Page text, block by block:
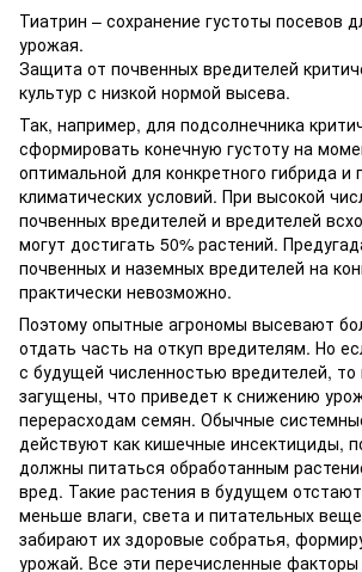
Тиатрин – сохранение густоты посевов
урожая.
Защита от почвенных вредителей
культур с низкой нормой высева.
Так, например, для подсолнечника
сформировать конечную густоту на
оптимальной для конкретного гибрида и
климатических условий. При высокой
почвенных вредителей и вредителей
могут достигать 50% растений.
почвенных и наземных вредителей на
практически невозможно.
Поэтому опытные агрономы высевают
отдать часть на откуп вредителям. Но
с будущей численностью вредителей, то
загущены, что приведет к снижению
перерасходам семян. Обычные
действуют как кишечные инсектициды,
должны питаться обработанным
вред. Такие растения в будущем
меньше влаги, света и питательных
забирают их здоровые собратья,
урожай. Все эти перечисленные